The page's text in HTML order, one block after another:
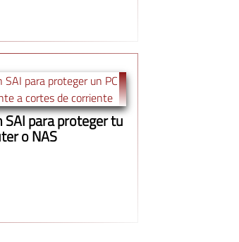
SAI para proteger tu
o NAS